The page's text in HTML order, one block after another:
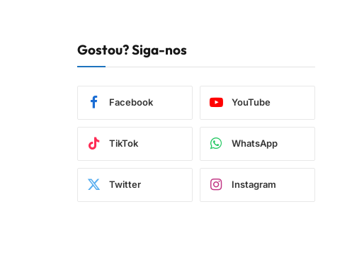
Gostou? Siga-nos
Facebook YouTube
TikTok WhatsApp
Twitter Instagram